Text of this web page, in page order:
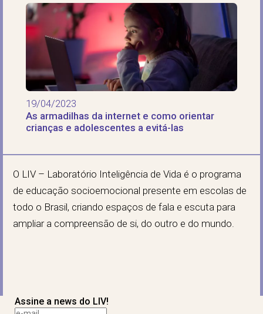
19/04/2023
As armadilhas da internet e como orientar
crianças e adolescentes a evitá-las
O LIV – Laboratório Inteligência de Vida é o programa
de educação socioemocional presente em escolas de
todo o Brasil, criando espaços de fala e escuta para
ampliar a compreensão de si, do outro e do mundo.
Assine a news do LIV!